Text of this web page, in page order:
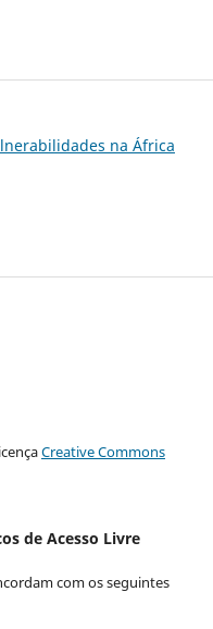
na África
Creative Commons
de Acesso Livre
com os seguintes